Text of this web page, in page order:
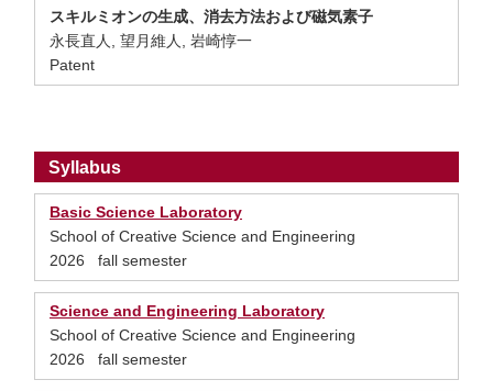
スキルミオンの生成、消去方法および磁気素子
永長直人, 望月維人, 岩崎惇一
Patent
Syllabus
Basic Science Laboratory
School of Creative Science and Engineering
2026 fall semester
Science and Engineering Laboratory
School of Creative Science and Engineering
2026 fall semester